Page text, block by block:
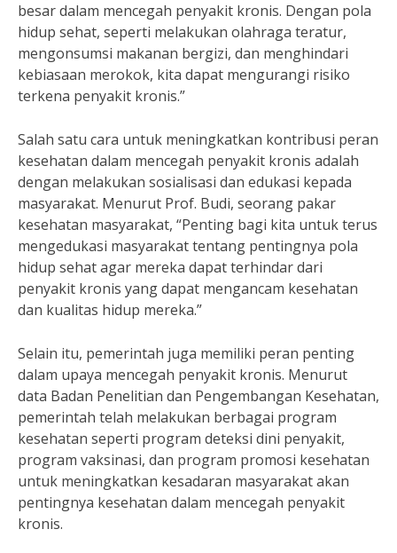
besar dalam mencegah penyakit kronis. Dengan pola
hidup sehat, seperti melakukan olahraga teratur,
mengonsumsi makanan bergizi, dan menghindari
kebiasaan merokok, kita dapat mengurangi risiko
terkena penyakit kronis.”
Salah satu cara untuk meningkatkan kontribusi peran
kesehatan dalam mencegah penyakit kronis adalah
dengan melakukan sosialisasi dan edukasi kepada
masyarakat. Menurut Prof. Budi, seorang pakar
kesehatan masyarakat, “Penting bagi kita untuk terus
mengedukasi masyarakat tentang pentingnya pola
hidup sehat agar mereka dapat terhindar dari
penyakit kronis yang dapat mengancam kesehatan
dan kualitas hidup mereka.”
Selain itu, pemerintah juga memiliki peran penting
dalam upaya mencegah penyakit kronis. Menurut
data Badan Penelitian dan Pengembangan Kesehatan,
pemerintah telah melakukan berbagai program
kesehatan seperti program deteksi dini penyakit,
program vaksinasi, dan program promosi kesehatan
untuk meningkatkan kesadaran masyarakat akan
pentingnya kesehatan dalam mencegah penyakit
kronis.